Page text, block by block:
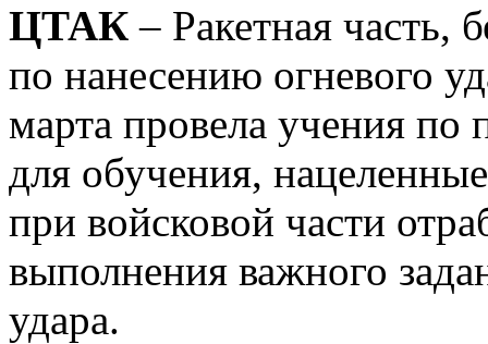
ЦТАК – Ракетная часть,
по нанесению огневого
марта провела учения по
для обучения,
при войсковой части
выполнения важного
удара.